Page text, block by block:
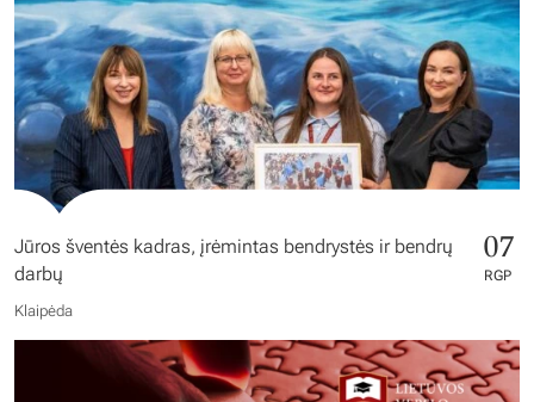
Jūros šventės kadras, įrėmintas bendrystės ir bendrų
darbų
07
RGP
Klaipėda